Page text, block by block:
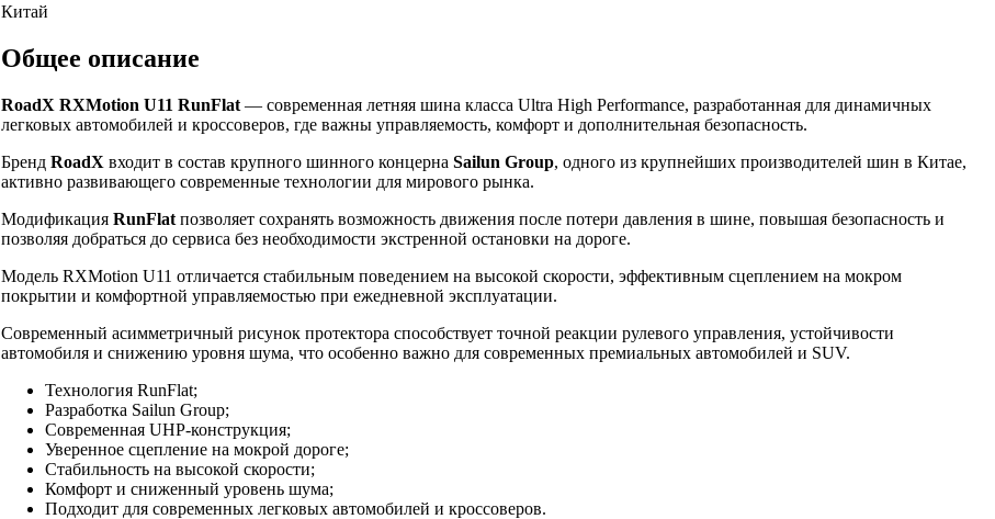
Китай
Общее описание
RoadX RXMotion U11 RunFlat — современная летняя шина класса Ultra High Performance, разработанная для динамичных
легковых автомобилей и кроссоверов, где важны управляемость, комфорт и дополнительная безопасность.
Бренд RoadX входит в состав крупного шинного концерна Sailun Group, одного из крупнейших производителей шин в Китае,
активно развивающего современные технологии для мирового рынка.
Модификация RunFlat позволяет сохранять возможность движения после потери давления в шине, повышая безопасность и
позволяя добраться до сервиса без необходимости экстренной остановки на дороге.
Модель RXMotion U11 отличается стабильным поведением на высокой скорости, эффективным сцеплением на мокром
покрытии и комфортной управляемостью при ежедневной эксплуатации.
Современный асимметричный рисунок протектора способствует точной реакции рулевого управления, устойчивости
автомобиля и снижению уровня шума, что особенно важно для современных премиальных автомобилей и SUV.
Технология RunFlat;
Разработка Sailun Group;
Современная UHP-конструкция;
Уверенное сцепление на мокрой дороге;
Стабильность на высокой скорости;
Комфорт и сниженный уровень шума;
Подходит для современных легковых автомобилей и кроссоверов.